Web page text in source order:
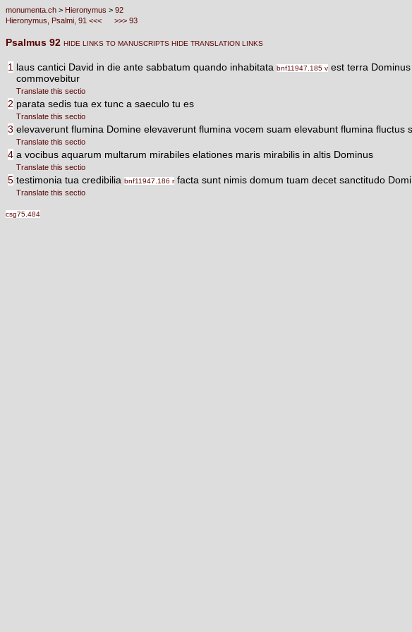
monumenta.ch > Hieronymus > 92
Hieronymus, Psalmi, 91 <<<
>>> 93
Psalmus 92 HIDE LINKS TO MANUSCRIPTS HIDE TRANSLATION LINKS
1 laus cantici David in die ante sabbatum quando inhabitata bnf11947.185 v est terra
commovebitur
Translate this sectio
2 parata sedis tua ex tunc a saeculo tu es
Translate this sectio
3 elevaverunt flumina Domine elevaverunt flumina vocem suam elevabunt flumina fluctus
Translate this sectio
4 a vocibus aquarum multarum mirabiles elationes maris mirabilis in altis Dominus
Translate this sectio
5 testimonia tua credibilia bnf11947.186 rfacta sunt nimis domum tuam decet sanctitudo
Translate this sectio
csg75.484